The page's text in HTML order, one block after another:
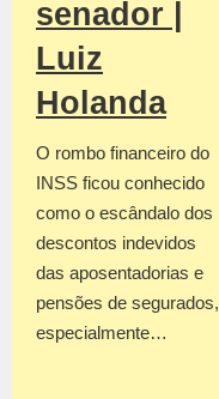
senador |
Luiz
Holanda
O rombo financeiro do
INSS ficou conhecido
como o escândalo dos
descontos indevidos
das aposentadorias e
pensões de segurados,
especialmente…